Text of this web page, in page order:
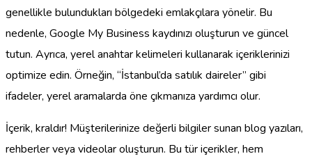
genellikle bulundukları bölgedeki emlakçılara yönelir. Bu
nedenle, Google My Business kaydınızı oluşturun ve güncel
tutun. Ayrıca, yerel anahtar kelimeleri kullanarak içeriklerinizi
optimize edin. Örneğin, “İstanbul’da satılık daireler” gibi
ifadeler, yerel aramalarda öne çıkmanıza yardımcı olur.
İçerik, kraldır! Müşterilerinize değerli bilgiler sunan blog yazıları,
rehberler veya videolar oluşturun. Bu tür içerikler, hem